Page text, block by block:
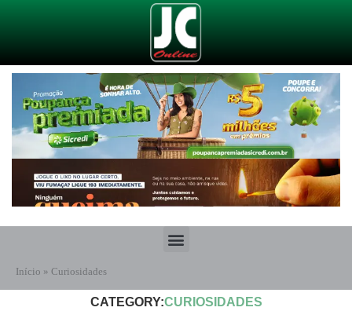
Início » Curiosidades
CATEGORY:CURIOSIDADES